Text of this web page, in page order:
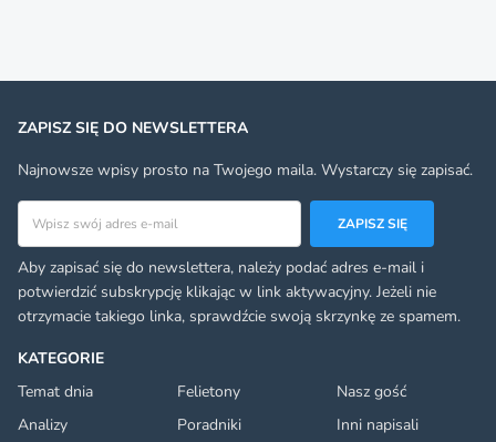
KATEGORIE
Temat dnia
Felietony
Nasz gość
Analizy
Poradniki
Inni napisali
ZAPISZ SIĘ DO NEWSLETTERA
Najnowsze wpisy prosto na Twojego maila. Wystarczy się zapisać.
ZAPISZ SIĘ
Aby zapisać się do newslettera, należy podać adres e-mail i
potwierdzić subskrypcję klikając w link aktywacyjny. Jeżeli nie
otrzymacie takiego linka, sprawdźcie swoją skrzynkę ze spamem.